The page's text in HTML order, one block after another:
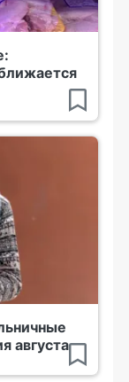
августа